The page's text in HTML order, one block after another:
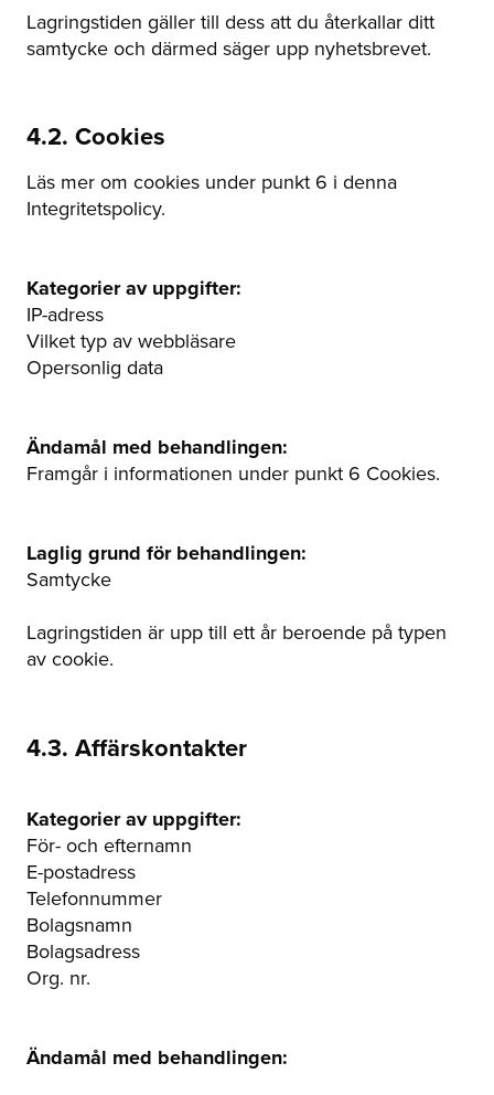
Lagringstiden gäller till dess att du återkallar ditt
samtycke och därmed säger upp nyhetsbrevet.
4.2. Cookies
Läs mer om cookies under punkt 6 i denna
Integritetspolicy.
Kategorier av uppgifter:
IP-adress
Vilket typ av webbläsare
Opersonlig data
Ändamål med behandlingen:
Framgår i informationen under punkt 6 Cookies.
Laglig grund för behandlingen:
Samtycke
Lagringstiden är upp till ett år beroende på typen
av cookie.
4.3. Affärskontakter
Kategorier av uppgifter:
För- och efternamn
E-postadress
Telefonnummer
Bolagsnamn
Bolagsadress
Org. nr.
Ändamål med behandlingen: